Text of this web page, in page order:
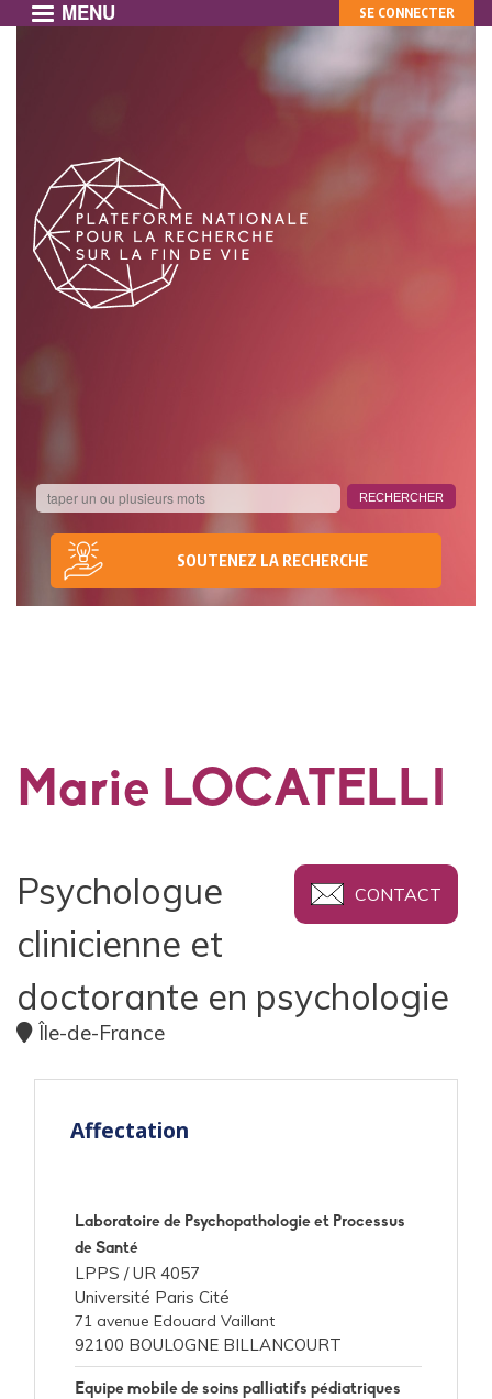
principal
MENU
SOUTENEZ LA RECHERCHE
MON
COMPTE
SE CONNECTER
Marie LOCATELLI
CONTACT
Psychologue
clinicienne et
doctorante en psychologie
Île-de-France
Affectation
Laboratoire de Psychopathologie et Processus
de Santé
LPPS /UR 4057
Université Paris Cité
71 avenue Edouard Vaillant
92100 BOULOGNE BILLANCOURT
Equipe mobile de soins palliatifs pédiatriques